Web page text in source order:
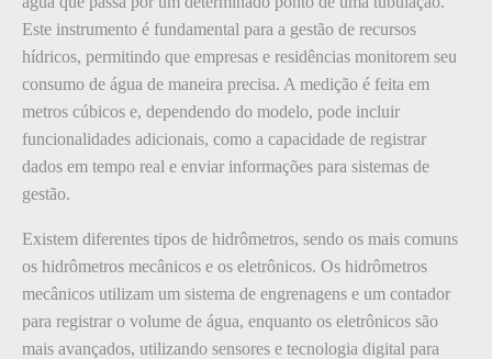
Este instrumento é fundamental para a gestão de recursos
hídricos, permitindo que empresas e residências monitorem seu
consumo de água de maneira precisa. A medição é feita em
metros cúbicos e, dependendo do modelo, pode incluir
funcionalidades adicionais, como a capacidade de registrar
dados em tempo real e enviar informações para sistemas de
gestão.
Existem diferentes tipos de hidrômetros, sendo os mais comuns
os hidrômetros mecânicos e os eletrônicos. Os hidrômetros
mecânicos utilizam um sistema de engrenagens e um contador
para registrar o volume de água, enquanto os eletrônicos são
mais avançados, utilizando sensores e tecnologia digital para